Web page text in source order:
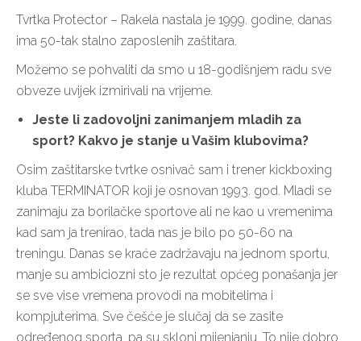
Tvrtka Protector – Rakela nastala je 1999. godine, danas
ima 50-tak stalno zaposlenih zaštitara.
Možemo se pohvaliti da smo u 18-godišnjem radu sve
obveze uvijek izmirivali na vrijeme.
Jeste li zadovoljni zanimanjem mladih za
sport? Kakvo je stanje u Vašim klubovima?
Osim zaštitarske tvrtke osnivač sam i trener kickboxing
kluba TERMINATOR koji je osnovan 1993. god. Mladi se
zanimaju za borilačke sportove ali ne kao u vremenima
kad sam ja trenirao, tada nas je bilo po 50-60 na
treningu. Danas se kraće zadržavaju na jednom sportu,
manje su ambiciozni sto je rezultat općeg ponašanja jer
se sve vise vremena provodi na mobitelima i
kompjuterima. Sve češće je slučaj da se zasite
određenog sporta, pa su skloni mijenjanju. To nije dobro